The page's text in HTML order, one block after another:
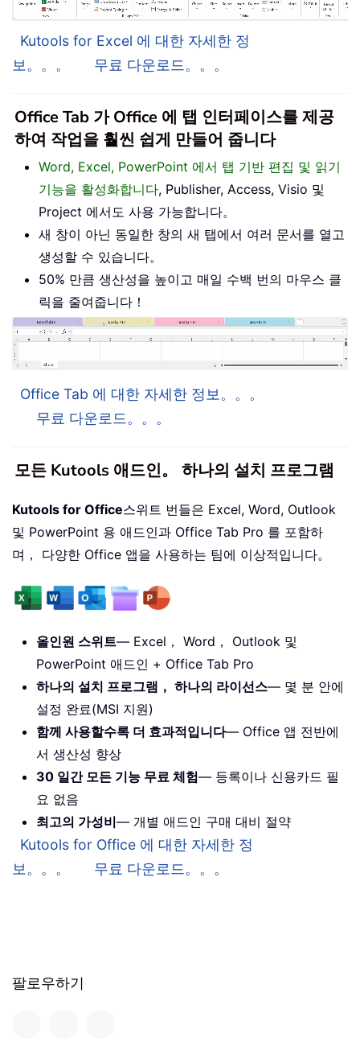
Kutools for Excel 에 대한 자세한 정
보。。。
무료 다운로드。。。
Office Tab 가 Office 에 탭 인터페이스를 제공
하여 작업을 훨씬 쉽게 만들어 줍니다
Word, Excel, PowerPoint 에서 탭 기반 편집 및 읽기
기능을 활성화합니다, Publisher, Access, Visio 및
Project 에서도 사용 가능합니다。
새 창이 아닌 동일한 창의 새 탭에서 여러 문서를 열고
생성할 수 있습니다。
50% 만큼 생산성을 높이고 매일 수백 번의 마우스 클
릭을 줄여줍니다！
Office Tab 에 대한 자세한 정보。。。
무료 다운로드。。。
모든 Kutools 애드인。 하나의 설치 프로그램
Kutools for Office스위트 번들은 Excel, Word, Outlook
및 PowerPoint 용 애드인과 Office Tab Pro 를 포함하
며， 다양한 Office 앱을 사용하는 팀에 이상적입니다。
올인원 스위트— Excel， Word， Outlook 및
PowerPoint 애드인 + Office Tab Pro
하나의 설치 프로그램， 하나의 라이선스— 몇 분 안에
설정 완료(MSI 지원)
함께 사용할수록 더 효과적입니다— Office 앱 전반에
서 생산성 향상
30 일간 모든 기능 무료 체험— 등록이나 신용카드 필
요 없음
최고의 가성비— 개별 애드인 구매 대비 절약
Kutools for Office 에 대한 자세한 정
보。。。
무료 다운로드。。。
팔로우하기